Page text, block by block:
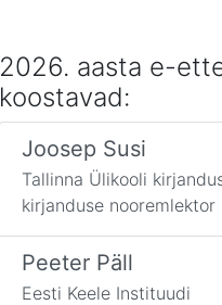
2026. aasta e-
koostavad:
Joosep Susi
Tallinna Ülikooli
kirjanduse nooremlektor
Peeter Päll
Eesti Keele Instituudi